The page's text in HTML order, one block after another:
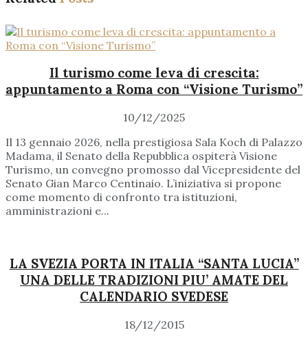
Il turismo come leva di crescita:
appuntamento a Roma con “Visione Turismo”
10/12/2025
Il 13 gennaio 2026, nella prestigiosa Sala Koch di Palazzo
Madama, il Senato della Repubblica ospiterà Visione
Turismo, un convegno promosso dal Vicepresidente del
Senato Gian Marco Centinaio. L’iniziativa si propone
come momento di confronto tra istituzioni,
amministrazioni e...
LA SVEZIA PORTA IN ITALIA “SANTA LUCIA”
UNA DELLE TRADIZIONI PIU’ AMATE DEL
CALENDARIO SVEDESE
18/12/2015